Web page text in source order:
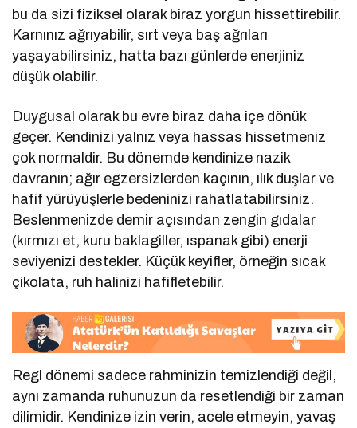
bu da sizi fiziksel olarak biraz yorgun hissettirebilir.
Karnınız ağrıyabilir, sırt veya baş ağrıları
yaşayabilirsiniz, hatta bazı günlerde enerjiniz
düşük olabilir.
Duygusal olarak bu evre biraz daha içe dönük
geçer. Kendinizi yalnız veya hassas hissetmeniz
çok normaldir. Bu dönemde kendinize nazik
davranın; ağır egzersizlerden kaçının, ılık duşlar ve
hafif yürüyüşlerle bedeninizi rahatlatabilirsiniz.
Beslenmenizde demir açısından zengin gıdalar
(kırmızı et, kuru baklagiller, ıspanak gibi) enerji
seviyenizi destekler. Küçük keyifler, örneğin sıcak
çikolata, ruh halinizi hafifletebilir.
Regl dönemi sadece rahminizin temizlendiği değil,
aynı zamanda ruhunuzun da resetlendiği bir zaman
dilimidir. Kendinize izin verin, acele etmeyin, yavaş